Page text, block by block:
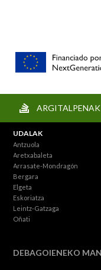
ARGITALPENAK
UDALAK
Antzuola
Aretxabaleta
Arrasate-Mondragón
Bergara
Elgeta
Eskoriatza
Leintz-Gatzaga
Oñati
DEBAGOIENEKO